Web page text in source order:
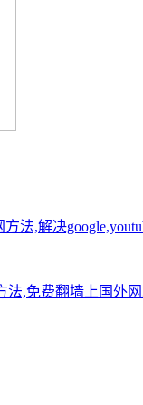
法,解决
法,免费翻墙上国外